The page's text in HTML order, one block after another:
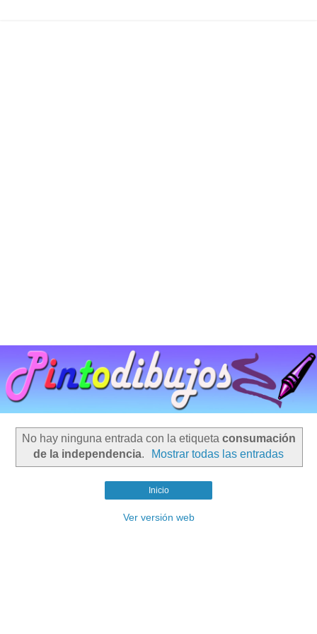
No hay ninguna entrada con la etiqueta consumación
de la independencia. Mostrar todas las entradas
Inicio
Ver versión web